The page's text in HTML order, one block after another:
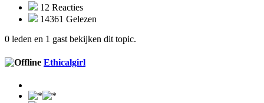
12 Reacties
14361 Gelezen
0 leden en 1 gast bekijken dit topic.
Ethicalgirl